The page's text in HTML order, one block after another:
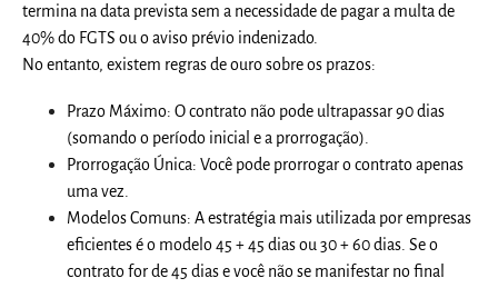
termina na data prevista sem a necessidade de pagar a multa de
40% do FGTS ou o aviso prévio indenizado.
No entanto, existem regras de ouro sobre os prazos:
Prazo Máximo: O contrato não pode ultrapassar90 dias
(somando o período inicial e a prorrogação).
Prorrogação Única: Você pode prorrogar o contrato apenas
uma vez.
Modelos Comuns: A estratégia mais utilizada por empresas
eficientes é o modelo45 + 45 diasou30 + 60 dias. Se o
contrato for de 45 dias e você não se manifestar no final